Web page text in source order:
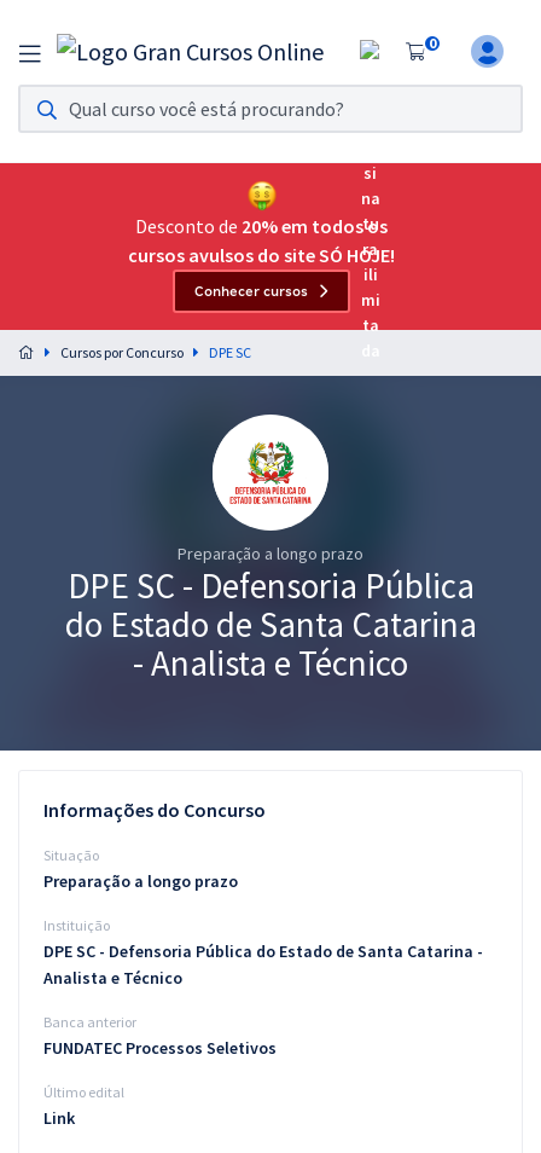
0
Assinatura Ilimitada 11
Acesso a todos os cursos. Teste grátis por 7 dias!
Assinatura OAB Até Passar
Acesso ilimitado a toda preparação para o Exame da
Preparação completa e intensiva para as principais
residências em saúde do Brasil
Graduação
Blog
Aprovados
Desconto de 20% em todos os
cursos avulsos do site SÓ HOJE!
Conhecer cursos
Cursos por Concurso DPE SC
Preparação a longo prazo
DPE SC - Defensoria Pública
do Estado de Santa Catarina
- Analista e Técnico
Informações do Concurso
Situação
Preparação a longo prazo
Instituição
DPE SC - Defensoria Pública do Estado de Santa Catarina -
Analista e Técnico
Banca anterior
FUNDATEC Processos Seletivos
Último edital
Link